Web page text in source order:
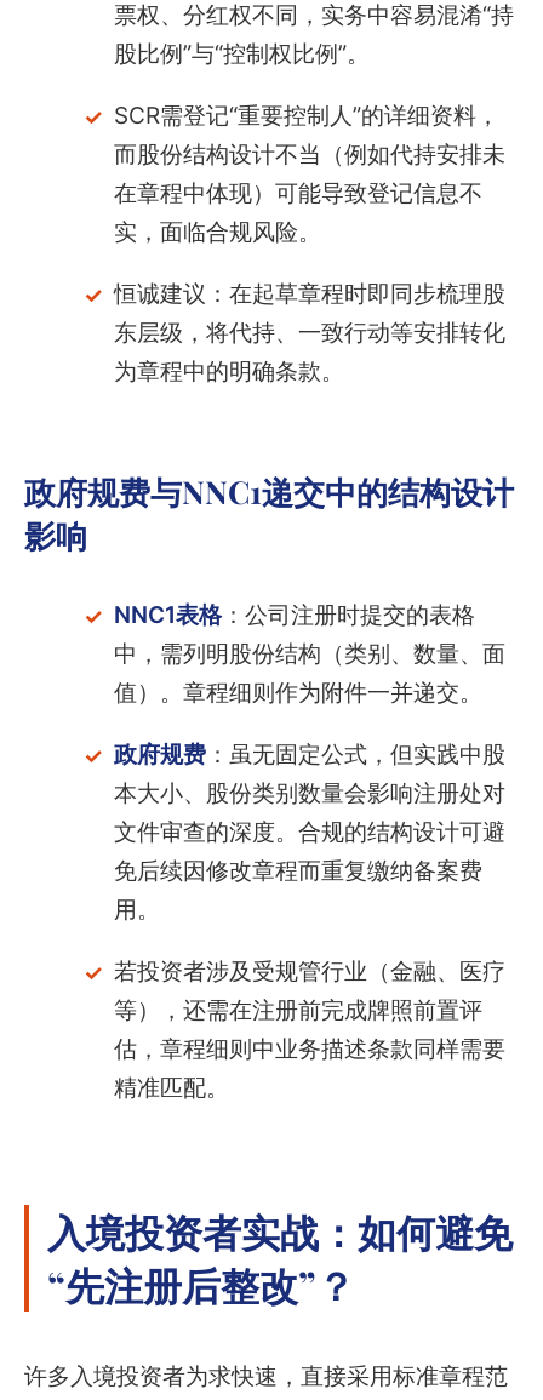
票权、分红权不同，实务中容易混淆“持
股比例”与“控制权比例”。
SCR需登记“重要控制人”的详细资料，
而股份结构设计不当（例如代持安排未
在章程中体现）可能导致登记信息不
实，面临合规风险。
恒诚建议：在起草章程时即同步梳理股
东层级，将代持、一致行动等安排转化
为章程中的明确条款。
政府规费与NNC1递交中的结构设计
影响
NNC1表格：公司注册时提交的表格
中，需列明股份结构（类别、数量、面
值）。章程细则作为附件一并递交。
政府规费：虽无固定公式，但实践中股
本大小、股份类别数量会影响注册处对
文件审查的深度。合规的结构设计可避
免后续因修改章程而重复缴纳备案费
用。
若投资者涉及受规管行业（金融、医疗
等），还需在注册前完成牌照前置评
估，章程细则中业务描述条款同样需要
精准匹配。
入境投资者实战：如何避免
“先注册后整改”？
许多入境投资者为求快速，直接采用标准章程范